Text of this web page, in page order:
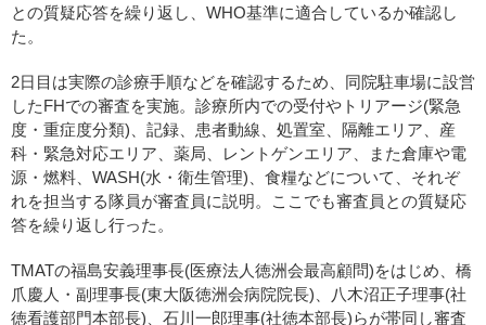
との質疑応答を繰り返し、WHO基準に適合しているか確認し
た。
2日目は実際の診療手順などを確認するため、同院駐車場に設営
したFHでの審査を実施。診療所内での受付やトリアージ(緊急
度・重症度分類)、記録、患者動線、処置室、隔離エリア、産
科・緊急対応エリア、薬局、レントゲンエリア、また倉庫や電
源・燃料、WASH(水・衛生管理)、食糧などについて、それぞ
れを担当する隊員が審査員に説明。ここでも審査員との質疑応
答を繰り返し行った。
TMATの福島安義理事長(医療法人徳洲会最高顧問)をはじめ、橋
爪慶人・副理事長(東大阪徳洲会病院院長)、八木沼正子理事(社
徳看護部門本部長)、石川一郎理事(社徳本部長)らが帯同し審査